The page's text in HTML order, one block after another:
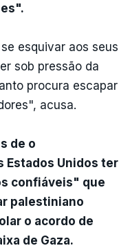
esquivar aos seus
sob pressão da
procura escapar
acusa.
de o
Estados Unidos ter
confiáveis" que
palestiniano
o acordo de
de Gaza.